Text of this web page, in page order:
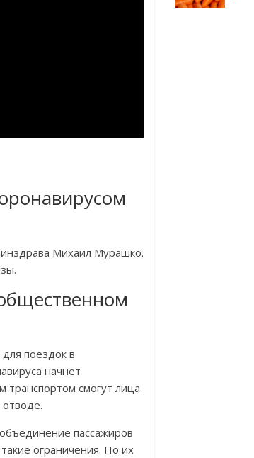
Михаил Мурашко.
поездок в
начнет
транспортом смогут лица
пассажиров
ограничения. По их